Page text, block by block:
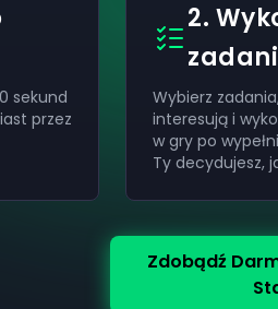
sekund
przez
2.
Wybierz
interesują i
w gry po
Ty decydujesz,
Zdobądź